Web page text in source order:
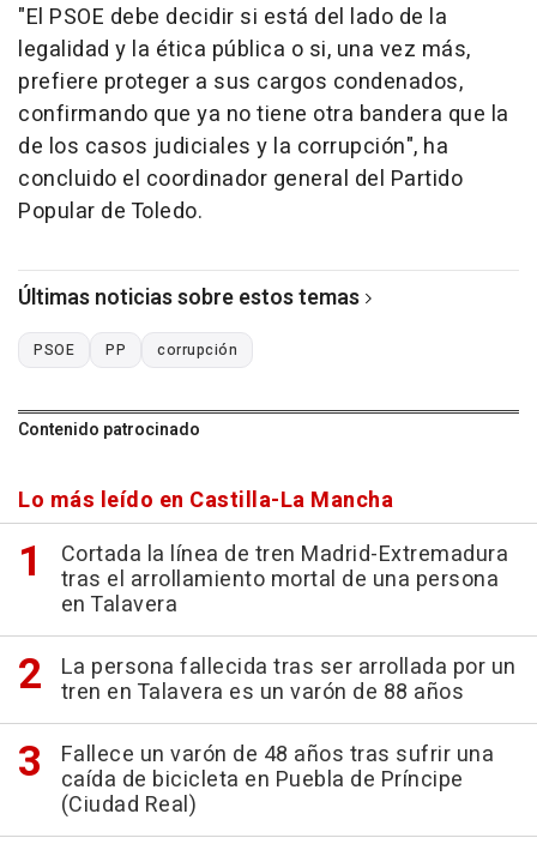
"El PSOE debe decidir si está del lado de la
legalidad y la ética pública o si, una vez más,
prefiere proteger a sus cargos condenados,
confirmando que ya no tiene otra bandera que la
de los casos judiciales y la corrupción", ha
concluido el coordinador general del Partido
Popular de Toledo.
Últimas noticias sobre estos temas
PSOE PP corrupción
Contenido patrocinado
Lo más leído en Castilla-La Mancha
Cortada la línea de tren Madrid-Extremadura
tras el arrollamiento mortal de una persona
en Talavera
La persona fallecida tras ser arrollada por un
tren en Talavera es un varón de 88 años
Fallece un varón de 48 años tras sufrir una
caída de bicicleta en Puebla de Príncipe
(Ciudad Real)